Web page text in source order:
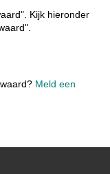
Kijk hieronder
Meld een